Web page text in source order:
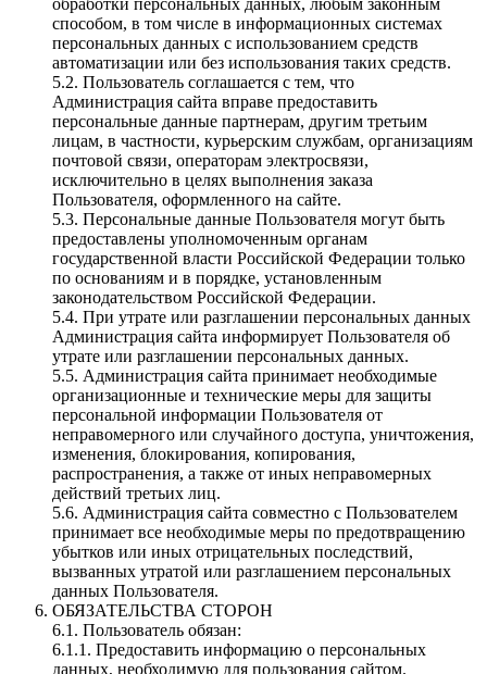
способом, в том числе в информационных системах
персональных данных с использованием средств
автоматизации или без использования таких средств.
5.2. Пользователь соглашается с тем, что
Администрация сайта вправе предоставить
персональные данные партнерам, другим третьим
лицам, в частности, курьерским службам, организациям
почтовой связи, операторам электросвязи,
исключительно в целях выполнения заказа
Пользователя, оформленного на сайте.
5.3. Персональные данные Пользователя могут быть
предоставлены уполномоченным органам
государственной власти Российской Федерации только
по основаниям и в порядке, установленным
законодательством Российской Федерации.
5.4. При утрате или разглашении персональных данных
Администрация сайта информирует Пользователя об
утрате или разглашении персональных данных.
5.5. Администрация сайта принимает необходимые
организационные и технические меры для защиты
персональной информации Пользователя от
неправомерного или случайного доступа, уничтожения,
изменения, блокирования, копирования,
распространения, а также от иных неправомерных
действий третьих лиц.
5.6. Администрация сайта совместно с Пользователем
принимает все необходимые меры по предотвращению
убытков или иных отрицательных последствий,
вызванных утратой или разглашением персональных
данных Пользователя.
ОБЯЗАТЕЛЬСТВА СТОРОН
6.1. Пользователь обязан:
6.1.1. Предоставить информацию о персональных
данных, необходимую для пользования сайтом.